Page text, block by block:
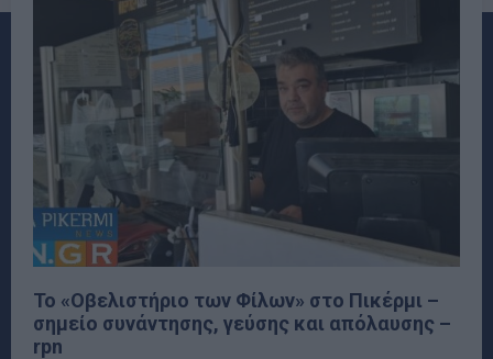
Το «Οβελιστήριο των Φίλων» στο Πικέρμι –
σημείο συνάντησης, γεύσης και απόλαυσης –
rpn